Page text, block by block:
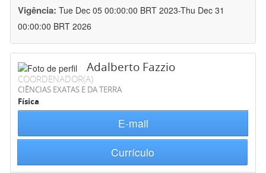
Vigência: Tue Dec 05 00:00:00 BRT 2023-Thu Dec 31
00:00:00 BRT 2026
Adalberto Fazzio
COORDENADOR(A)
CIÊNCIAS EXATAS E DA TERRA
Física
E-mail
Currículo